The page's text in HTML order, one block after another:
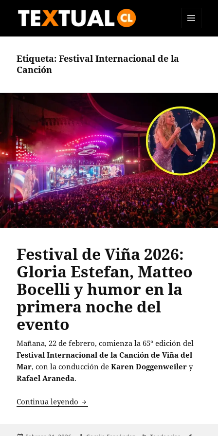
Etiqueta:Festival Internacional de la
Canción
Festival de Viña 2026:
Gloria Estefan, Matteo
Bocelli y humor en la
primera noche del
evento
Mañana, 22 de febrero, comienza la 65° edición del
Festival Internacional de la Canción de Viña del
Mar, con la conducción deKaren Doggenweiler y
Rafael Araneda.
Continua leyendo Festival de Viña 2026: Gloria Estefan,